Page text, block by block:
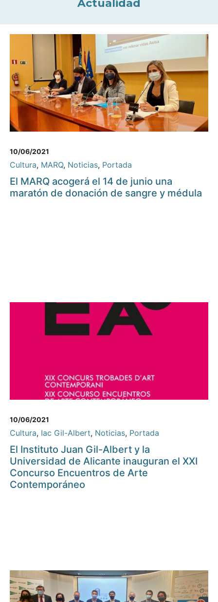
Actualidad
10/06/2021
Cultura, MARQ, Noticias, Portada
El MARQ acogerá el 14 de junio una
maratón de donación de sangre y médula
10/06/2021
Cultura, Iac Gil-Albert, Noticias, Portada
El Instituto Juan Gil-Albert y la
Universidad de Alicante inauguran el XXI
Concurso Encuentros de Arte
Contemporáneo